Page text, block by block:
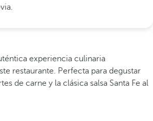
experiencia culinaria
restaurante. Perfecta para degustar
de carne y la clásica salsa Santa Fe al